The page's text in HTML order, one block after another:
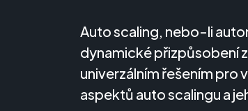
Auto scaling, nebo-li
dynamické přizpůsobení
univerzálním řešením pro
aspektů auto scalingu a